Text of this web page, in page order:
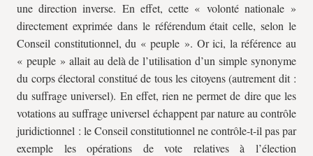
une direction inverse. En effet, cette « volonté nationale »
directement exprimée dans le référendum était celle, selon le
Conseil constitutionnel, du « peuple ». Or ici, la référence au
« peuple » allait au delà de l’utilisation d’un simple synonyme
du corps électoral constitué de tous les citoyens (autrement dit :
du suffrage universel). En effet, rien ne permet de dire que les
votations au suffrage universel échappent par nature au contrôle
juridictionnel : le Conseil constitutionnel ne contrôle-t-il pas par
exemple les opérations de vote relatives à l’élection